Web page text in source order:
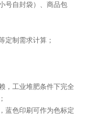
号自封袋）、商品包
定制需求计算；
，工业堆肥条件下完全
蓝色印刷可作为色标定